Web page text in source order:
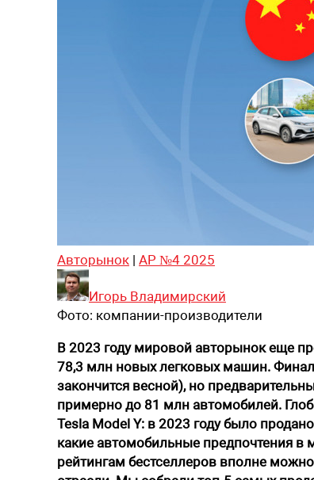
Авторынок | АР №4 2025
Игорь Владимирский
Фото: компании-производители
В 2023 году мировой авторынок еще
78,3 млн новых легковых машин.
закончится весной), но
примерно до 81 млн автомобилей.
Tesla Model Y: в 2023 году было
какие автомобильные предпочтения в
рейтингам бестселлеров вполне